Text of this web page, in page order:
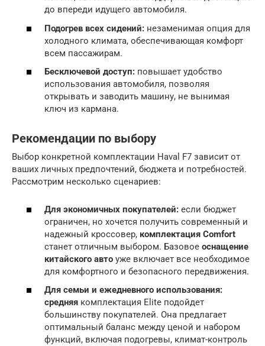
до впереди идущего автомобиля.
Подогрев всех сидений: незаменимая опция для
холодного климата, обеспечивающая комфорт
всем пассажирам.
Бесключевой доступ: повышает удобство
использования автомобиля, позволяя
открывать и заводить машину, не вынимая
ключ из кармана.
Рекомендации по выбору
Выбор конкретной комплектации Haval F7 зависит от
ваших личных предпочтений, бюджета и потребностей.
Рассмотрим несколько сценариев:
Для экономичных покупателей: если бюджет
ограничен, но хочется получить современный и
надежный кроссовер, комплектация Comfort
станет отличным выбором. Базовое оснащение
китайского авто уже включает все необходимое
для комфортного и безопасного передвижения.
Для семьи и ежедневного использования:
средняя комплектация Elite подойдет
большинству покупателей. Она предлагает
оптимальный баланс между ценой и набором
функций, включая подогревы, климат-контроль